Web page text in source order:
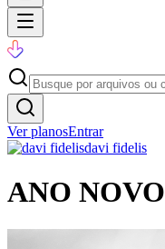
Ver planosEntrar
davi fidelis
ANO NOVO